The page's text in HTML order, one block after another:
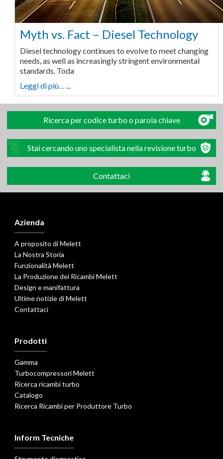
Myth vs. Fact – Diesel Technology
Diesel technology continues to evolve to meet changing
needs, as well as increasingly stringent environmental
standards. Toda
Leggi di più… ...
Ricerca per codice turbo o parola chiave
Stai cercando uno specialista nella revisione turbo
Contattaci
Azienda
A proposito di Melett
La Nostra Storia
Funzionalità Melett
La Produzione dei Ricambi Melett
Design e manifattura
Ultime notizie di Melett
Contattaci
Prodotti
Gamma
Turbocompressori Melett
Ricerca ricambi turbo
Catalogo
Ricerca Ricambi per Produttore Turbo
Inform Tecniche